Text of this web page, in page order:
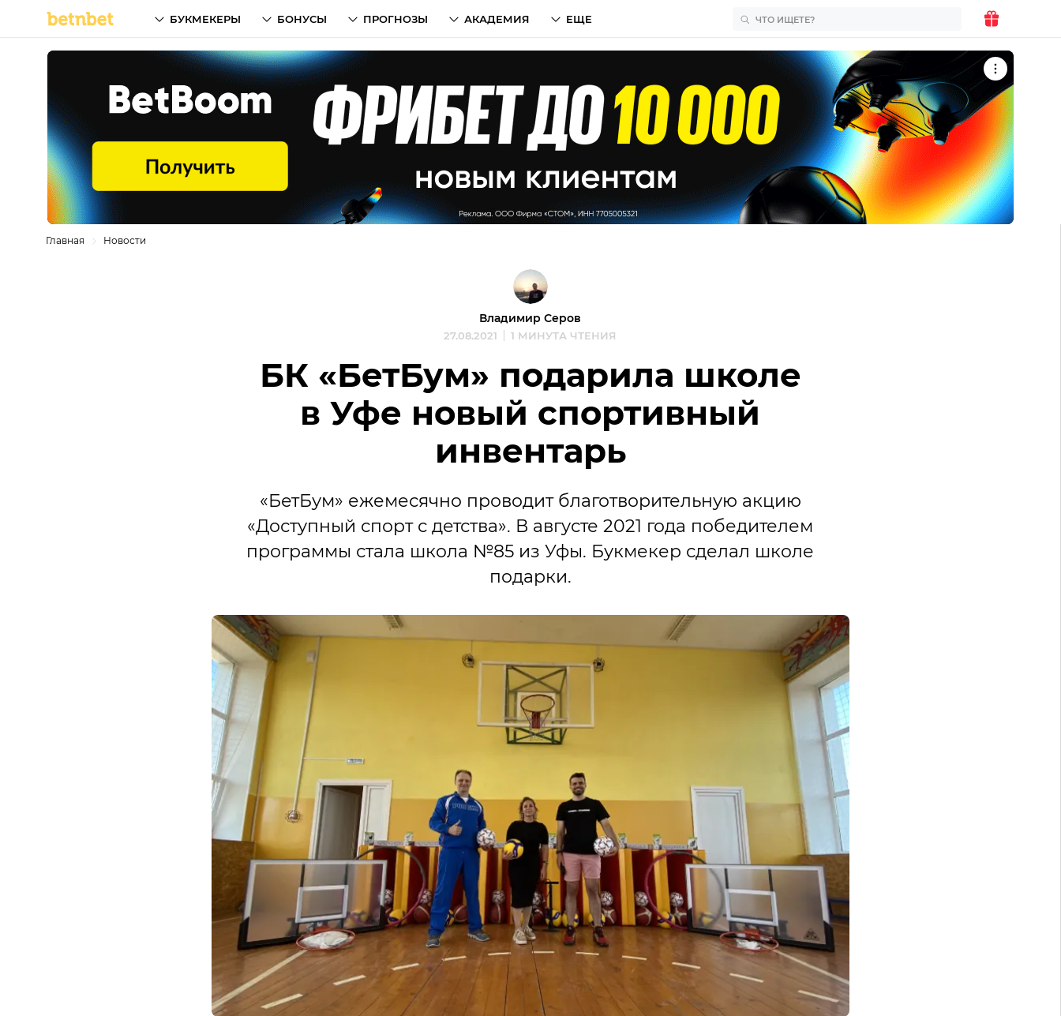
БУКМЕКЕРЫ БОНУСЫ ПРОГНОЗЫ АКАДЕМИЯ ЕЩЕ
Главная Новости
Владимир Серов
27.08.2021 1 МИНУТА ЧТЕНИЯ
БК «БетБум» подарила школе
в Уфе новый спортивный
инвентарь
«БетБум» ежемесячно проводит благотворительную акцию
«Доступный спорт с детства». В августе 2021 года победителем
программы стала школа №85 из Уфы. Букмекер сделал школе
подарки.